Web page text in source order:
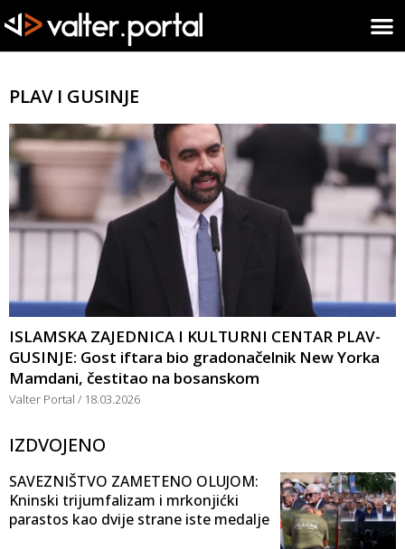
PLAV I GUSINJE
ISLAMSKA ZAJEDNICA I KULTURNI CENTAR PLAV-
GUSINJE: Gost iftara bio gradonačelnik New Yorka
Mamdani, čestitao na bosanskom
Valter Portal 18.03.2026
IZDVOJENO
SAVEZNIŠTVO ZAMETENO OLUJOM:
Kninski trijumfalizam i mrkonjićki
parastos kao dvije strane iste medalje